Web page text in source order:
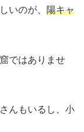
いのが、 陽キャ
ではありませ
んもいるし、小